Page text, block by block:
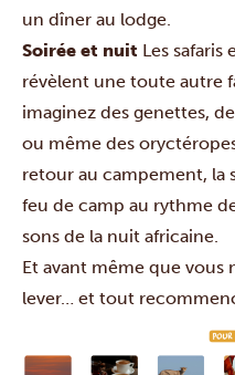
un dîner au lodge.
Soirée et nuit Les safaris
révèlent une toute autre
imaginez des genettes,
ou même des
retour au campement, la
feu de camp au rythme
sons de la nuit africaine.
Et avant même que vous
lever… et tout